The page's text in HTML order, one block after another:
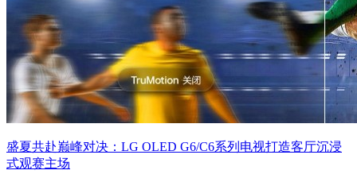
盛夏共赴巅峰对决：LG OLED G6/C6系列电视打造客厅沉浸
式观赛主场